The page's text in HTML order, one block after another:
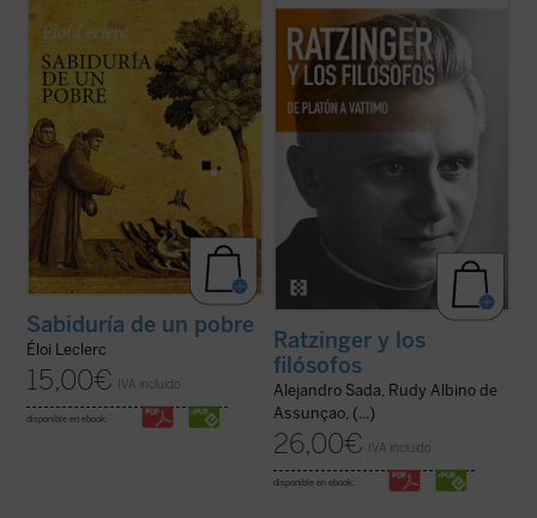
cautivadora que, sin dejar de ser
profundamente fiel, invita a recorrer la
experiencia franciscana como una historia
Esta edición ofrece una nueva ... (ver ficha)
Sabiduría de un pobre
Éloi Leclerc
15,00€ IVA incluido
disponible en ebook:
pensamiento del papa teólogo. Una
compilación de los interlocutores más
relevantes y una visión de conjunto de ...
(ver ficha)
Ratzinger y los
filósofos
Alejandro Sada, Rudy Albino de
Assunçao, (...)
26,00€ IVA incluido
disponible en ebook: